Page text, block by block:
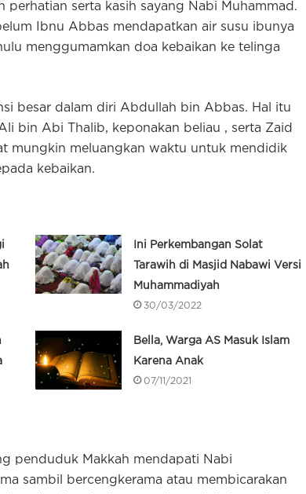
perhatian serta kasih sayang Nabi Muhammad.
Ibnu Abbas mendapatkan air susu ibunya
menggumamkan doa kebaikan ke telinga
besar dalam diri Abdullah bin Abbas. Hal itu
bin Abi Thalib, keponakan beliau , serta Zaid
mungkin meluangkan waktu untuk mendidik
kebaikan.
Ini Perkembangan Solat
Tarawih di Masjid Nabawi Versi
Muhammadiyah
30/03/2022
Bella, Warga AS Masuk Islam
Karena Anak
07/11/2021
penduduk Makkah mendapati Nabi
sambil bercengkerama atau membicarakan